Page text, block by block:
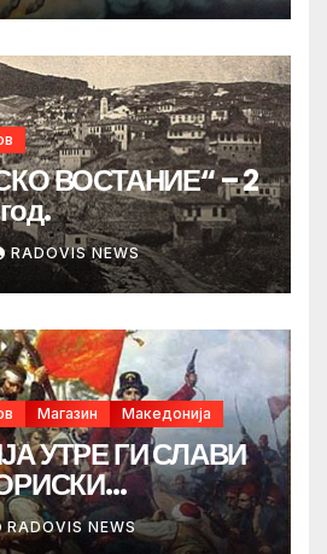
ВОСТАНИЕ“ – 2
RADOVIS NEWS
Магазин Македонија
УТРЕ ГИ СЛАВИ
RADOVIS NEWS